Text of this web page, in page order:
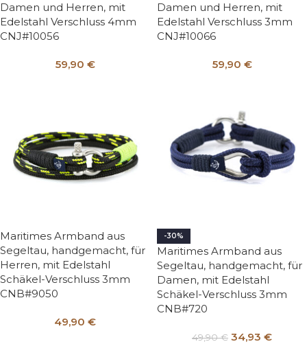
Damen und Herren, mit
Edelstahl Verschluss 4mm
CNJ#10056
59,90 €
Damen und Herren, mit
Edelstahl Verschluss 3mm
CNJ#10066
59,90 €
Maritimes Armband aus
Segeltau, handgemacht, für
Herren, mit Edelstahl
Schäkel-Verschluss 3mm
CNB#9050
49,90 €
-30%
Maritimes Armband aus
Segeltau, handgemacht, für
Damen, mit Edelstahl
Schäkel-Verschluss 3mm
CNB#720
49,90€ 34,93 €